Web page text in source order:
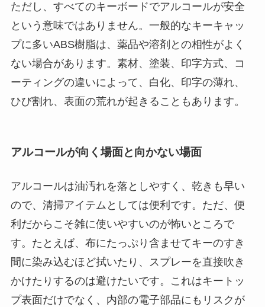
ただし、すべてのキーボードでアルコールが安全
という意味ではありません。一般的なキーキャッ
プに多いABS樹脂は、薬品や溶剤との相性がよく
ない場合があります。素材、塗装、印字方式、コ
ーティングの違いによって、白化、印字の薄れ、
ひび割れ、表面の荒れが起きることもあります。
アルコールが向く場面と向かない場面
アルコールは油汚れを落としやすく、乾きも早い
ので、清掃アイテムとしては便利です。ただ、便
利だからこそ雑に使いやすいのが怖いところで
す。たとえば、布にたっぷり含ませてキーのすき
間に染み込むほど拭いたり、スプレーを直接吹き
かけたりするのは避けたいです。これはキートッ
プ表面だけでなく、内部の電子部品にもリスクが